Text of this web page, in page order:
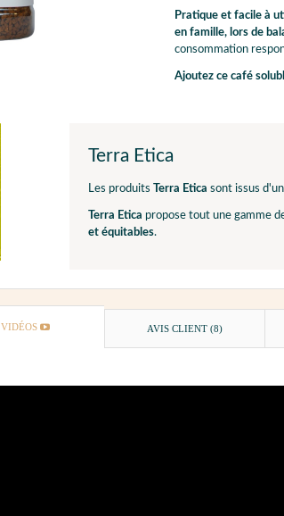
Pratique et facile à
en famille, lors de
consommation
Ajoutez ce café
Terra Etica
Les produits Terra Etica sont issus
Terra Etica propose tout une gamme
et équitables.
VIDÉOS AVIS CLIENT(8)